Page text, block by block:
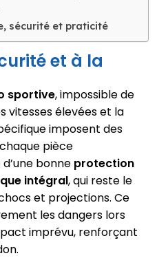
sécurité et praticité
et à la
sportive, impossible de
vitesses élevées et la
imposent des
pièce
bonne protection
intégral, qui reste le
et projections. Ce
les dangers lors
imprévu, renforçant